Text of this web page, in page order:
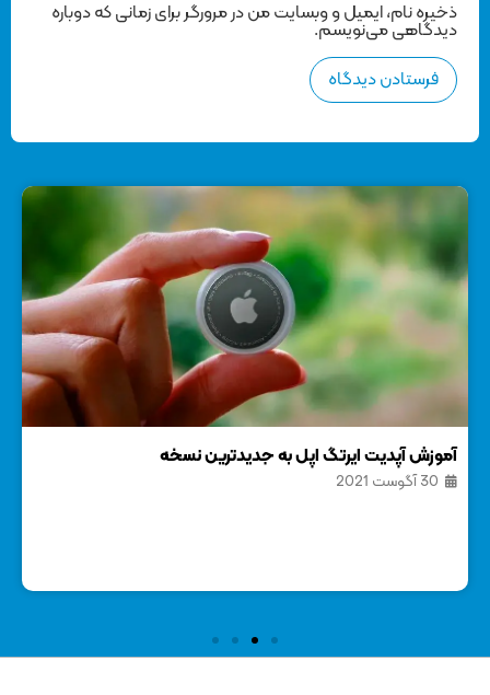
ذخیره نام، ایمیل و وبسایت من در مرورگر برای زمانی که دوباره
دیدگاهی می‌نویسم.
آموزش آپدیت ایرتگ اپل به جدیدترین نسخه
30 آگوست 2021